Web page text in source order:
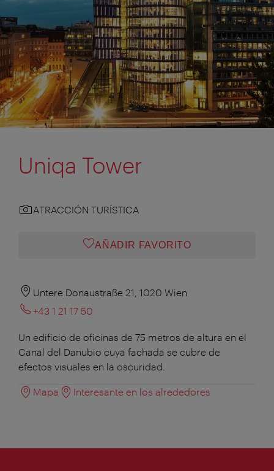
Uniqa Tower
ATRACCIÓN TURÍSTICA
AÑADIR FAVORITO
Untere Donaustraße 21, 1020 Wien
+43 1 21 17 50
Un edificio de oficinas de 75 metros de altura en el
Canal del Danubio cuya fachada se cubre de
efectos visuales en la oscuridad.
Mapa Interesante en los alrededores